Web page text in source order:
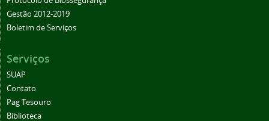
Gestão 2012-2019
Boletim de Serviços
Serviços
SUAP
Contato
Pag Tesouro
Biblioteca